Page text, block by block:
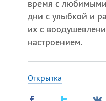
время с
дни с улыбкой и
их с
настроением.
Открытка